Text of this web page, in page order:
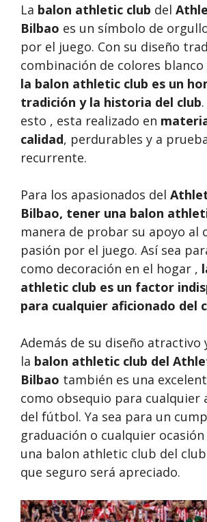
La balon athletic club del
Bilbao es un símbolo de
por el juego. Con su diseño
combinación de colores
la balon athletic club es un
tradición y la historia del club
esto , esta realizado en
calidad, perdurables y a
recurrente.
Para los apasionados del
Bilbao, tener una balon
manera de probar su apoyo al
pasión por el juego. Así sea
como decoración en el hogar ,
athletic club es un factor
para cualquier aficionado del
Además de su diseño atractivo
la balon athletic club del
Bilbao también es una
como obsequio para cualquier
del fútbol. Ya sea para un
graduación o cualquier
una balon athletic club del
que seguro será apreciado.